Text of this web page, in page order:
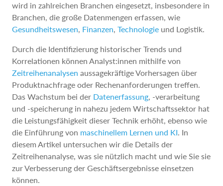
wird in zahlreichen Branchen eingesetzt, insbesondere in
Branchen, die große Datenmengen erfassen, wie
Gesundheitswesen, Finanzen, Technologie und Logistik.
Durch die Identifizierung historischer Trends und
Korrelationen können Analyst:innen mithilfe von
Zeitreihenanalysen aussagekräftige Vorhersagen über
Produktnachfrage oder Rechenanforderungen treffen.
Das Wachstum bei der Datenerfassung, -verarbeitung
und -speicherung in nahezu jedem Wirtschaftssektor hat
die Leistungsfähigkeit dieser Technik erhöht, ebenso wie
die Einführung von maschinellem Lernen und KI. In
diesem Artikel untersuchen wir die Details der
Zeitreihenanalyse, was sie nützlich macht und wie Sie sie
zur Verbesserung der Geschäftsergebnisse einsetzen
können.